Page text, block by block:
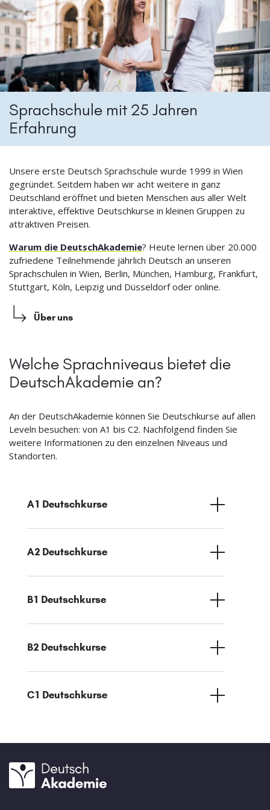
Sprachschule mit 25 Jahren
Erfahrung
Unsere erste Deutsch Sprachschule wurde 1999 in Wien
gegründet. Seitdem haben wir acht weitere in ganz
Deutschland eröffnet und bieten Menschen aus aller Welt
interaktive, effektive Deutschkurse in kleinen Gruppen zu
attraktiven Preisen.
Warum die DeutschAkademie? Heute lernen über 20.000
zufriedene Teilnehmende jährlich Deutsch an unseren
Sprachschulen in Wien, Berlin, München, Hamburg, Frankfurt,
Stuttgart, Köln, Leipzig und Düsseldorf oder online.
Über uns
Welche Sprachniveaus bietet die
DeutschAkademie an?
An der DeutschAkademie können Sie Deutschkurse auf allen
Leveln besuchen: von A1 bis C2. Nachfolgend finden Sie
weitere Informationen zu den einzelnen Niveaus und
Standorten.
A1 Deutschkurse
A2 Deutschkurse
B1 Deutschkurse
B2 Deutschkurse
C1 Deutschkurse